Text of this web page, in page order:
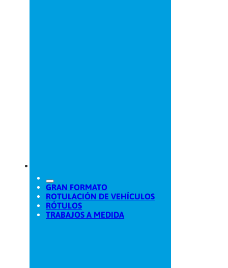
GRAN FORMATO
ROTULACIÓN DE VEHÍCULOS
RÓTULOS
TRABAJOS A MEDIDA